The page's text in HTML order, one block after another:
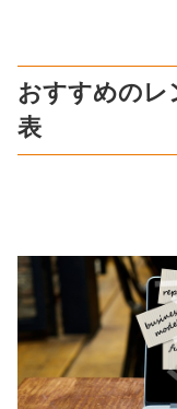
おすすめのレ
表